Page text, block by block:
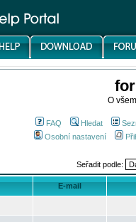
O
FAQ Hledat
Osobní nastavení
Seřadit podle:
E-mail